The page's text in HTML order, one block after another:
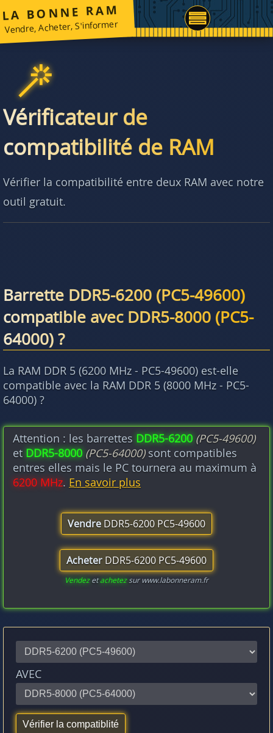
LA BONNE RAM
Vendre, Acheter, S'informer
Vérificateur de
compatibilité de RAM
Vérifier la compatibilité entre deux RAM avec notre
outil gratuit.
Barrette DDR5-6200 (PC5-49600)
compatible avec DDR5-8000 (PC5-
64000) ?
La RAM DDR 5 (6200 MHz - PC5-49600) est-elle
compatible avec la RAM DDR 5 (8000 MHz - PC5-
64000) ?
Attention : les barrettes DDR5-6200 (PC5-49600)
et DDR5-8000 (PC5-64000)sont compatibles
entres elles mais le PC tournera au maximum à
6200 MHz. En savoir plus
Vendre DDR5-6200 PC5-49600
Acheter DDR5-6200 PC5-49600
Vendezetachetezsur www.labonneram.fr
AVEC